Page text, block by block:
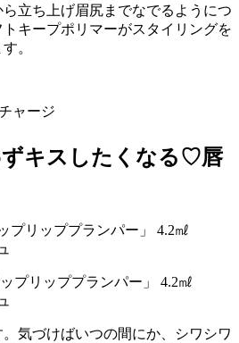
立ち上げ眉尻までなでるようにつ
キープポリマーがスタイリングを
。
ャージ
キスしたくなる♡唇
プリッププランパー」 4.2㎖
気づけばいつの間にか、シワシワ